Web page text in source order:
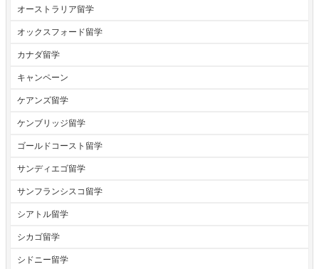
オーストラリア留学
オックスフォード留学
カナダ留学
キャンペーン
ケアンズ留学
ケンブリッジ留学
ゴールドコースト留学
サンディエゴ留学
サンフランシスコ留学
シアトル留学
シカゴ留学
シドニー留学